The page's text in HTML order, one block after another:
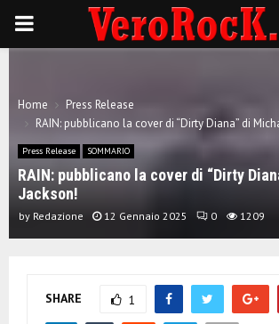
P
M
A
Home
Press Release
RAIN: pubblicano la cover di “Dirty Diana” di
Press Release SOMMARIO
RAIN: pubblicano la cover di “Dirty
Jackson!
by Redazione 12 Gennaio 2025 0 1209
SHARE 1